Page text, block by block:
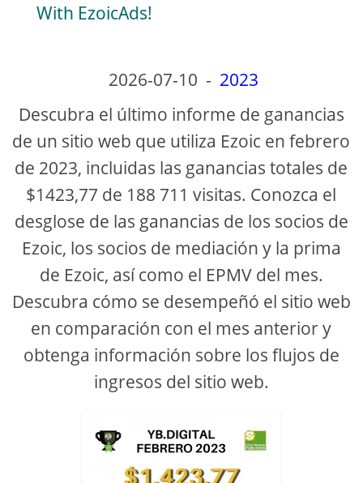
V
i
d
e
o
With EzoicAds!
2026-07-10 - 2023
Descubra el último informe de ganancias
de un sitio web que utiliza Ezoic en febrero
de 2023, incluidas las ganancias totales de
$1423,77 de 188 711 visitas. Conozca el
desglose de las ganancias de los socios de
Ezoic, los socios de mediación y la prima
de Ezoic, así como el EPMV del mes.
Descubra cómo se desempeñó el sitio web
en comparación con el mes anterior y
obtenga información sobre los flujos de
ingresos del sitio web.